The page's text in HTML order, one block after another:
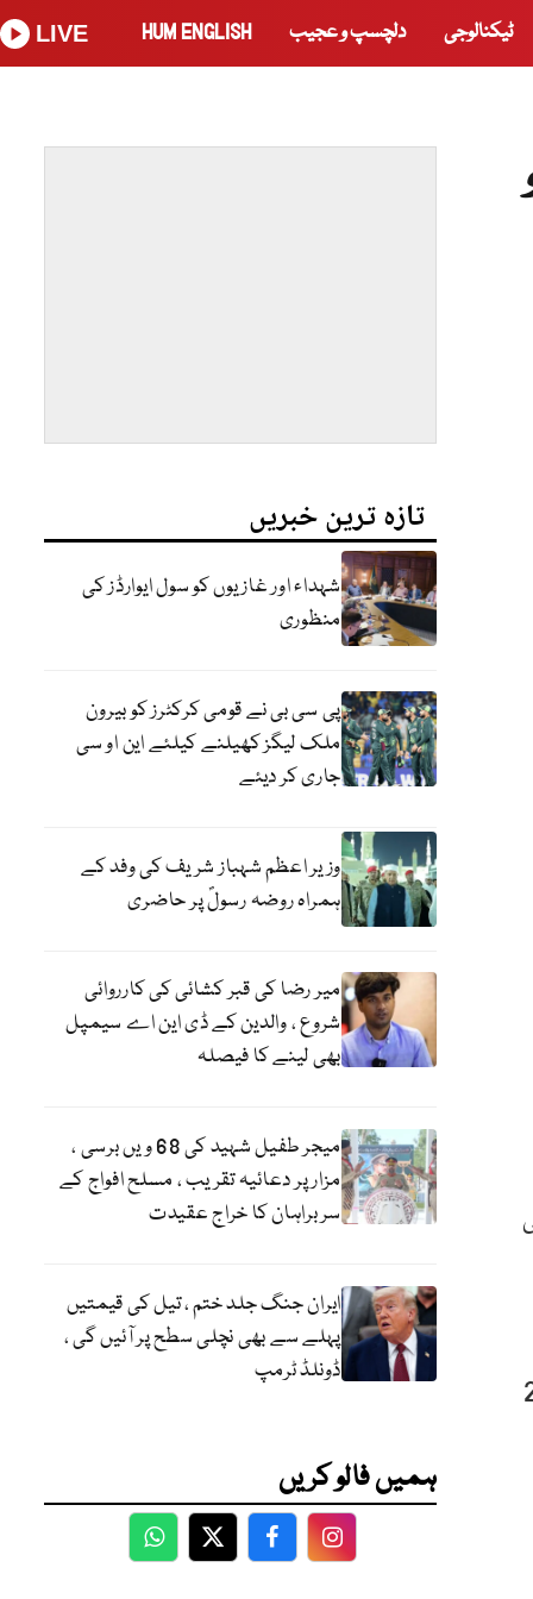
ٹیکنالوجی دلچسپ و عجیب HUM ENGLISH
LIVE
28 گیندوں پر 33 رنز اور عائشہ نسیم نے 2
تازہ ترین خبریں
شہداء اور غازیوں کو سول ایوارڈز کی
منظوری
پی سی بی نے قومی کرکٹرز کو بیرون
ملک لیگز کھیلنے کیلئے این او سی
جاری کر دیئے
وزیر اعظم شہباز شریف کی وفد کے
ہمراہ روضہ رسولؐ پر حاضری
میر رضا کی قبر کشائی کی کارروائی
شروع ، والدین کے ڈی این اے سیمپل
بھی لینے کا فیصلہ
میجر طفیل شہید کی 68 ویں برسی ،
مزار پر دعائیہ تقریب ، مسلح افواج کے
سربراہان کا خراج عقیدت
ایران جنگ جلد ختم ، تیل کی قیمتیں
پہلے سے بھی نچلی سطح پر آئیں گی ،
ڈونلڈ ٹرمپ
ہمیں فالو کریں
WhatsApp
TwitterFacebookFacebook